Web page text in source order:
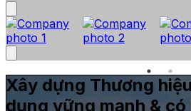
Xây dựng Thương
dụng vững mạnh &